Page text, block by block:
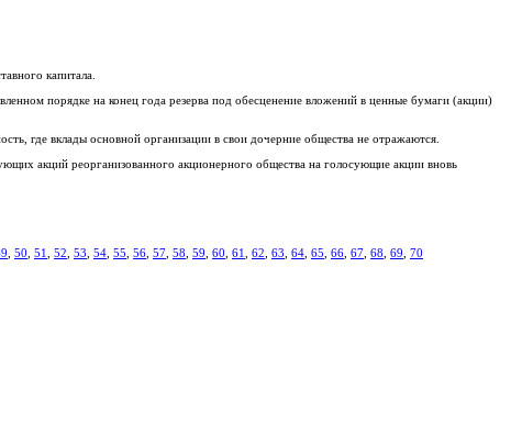
капитала.
порядке на конец года резерва под обесценение вложений в ценные бумаги (акции)
где вклады основной организации в свои дочерние общества не отражаются.
акций реорганизованного акционерного общества на голосующие акции вновь
50 51 52 53 54 55 56 57 58 59 60 61 62 63 64 65 66 67 68 69 70